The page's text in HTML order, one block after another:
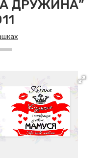
ДРУЖИНА”